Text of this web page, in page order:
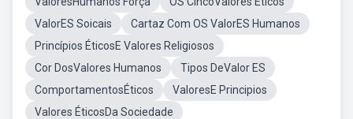
ValorES Soicais
Cartaz Com OS ValorES Humanos
Princípios ÉticosE Valores Religiosos
Cor DosValores Humanos
Tipos DeValor ES
ComportamentosÉticos
ValoresE Principios
Valores ÉticosDa Sociedade